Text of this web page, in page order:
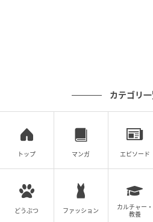
を使う回数そのものが多く、
以上の負担になることがありま
特に朝の出勤時間や保育園送
スでも生活全体の余裕を削っ
は、「2台駐車可能」という
カテゴリ
トップ マンガ エピソード
どうぶつ ファッション
カルチャー・
教養